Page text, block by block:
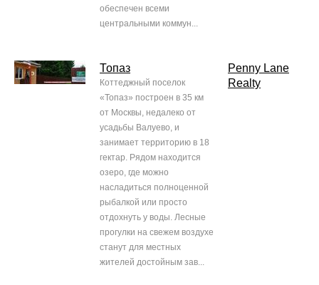
обеспечен всеми
центральными коммун...
Топаз
Коттеджный поселок
«Топаз» построен в 35 км
от Москвы, недалеко от
усадьбы Валуево, и
занимает территорию в 18
гектар. Рядом находится
озеро, где можно
насладиться полноценной
рыбалкой или просто
отдохнуть у воды. Лесные
прогулки на свежем воздухе
станут для местных
жителей достойным зав...
Penny Lane
Realty